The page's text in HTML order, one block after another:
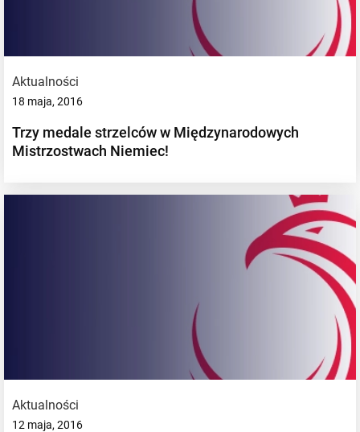
Aktualności
18 maja, 2016
Trzy medale strzelców w Międzynarodowych
Mistrzostwach Niemiec!
Aktualności
12 maja, 2016